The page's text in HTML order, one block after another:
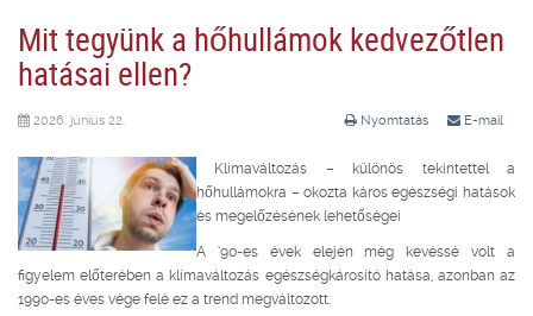
Mit tegyünk a hőhullámok kedvezőtlen
hatásai ellen?
Nyomtatás E-mail
2026. június 22.
Klímaváltozás – különös tekintettel a
hőhullámokra – okozta káros egészségi hatások
és megelőzésének lehetőségei
A ’90-es évek elején még kevéssé volt a
figyelem előterében a klímaváltozás egészségkárosító hatása, azonban az
1990-es éves vége felé ez a trend megváltozott.